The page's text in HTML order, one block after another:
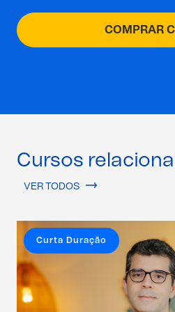
COMPRAR
Cursos
VER TODOS
Curta Duração